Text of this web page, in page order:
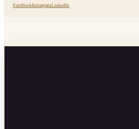
FacebookInstagramLinkedIn